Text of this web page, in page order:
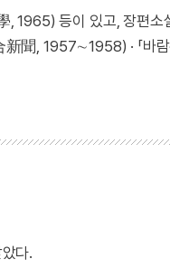
, 1965) 등이 있고, 장편소
新聞, 1957∼1958) · 「바
다.